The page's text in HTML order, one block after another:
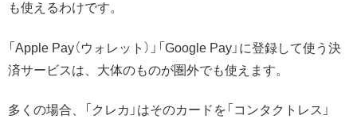
も使えるわけです。
「Apple Pay（ウォレット）」「Google Pay」に登録して使う決
済サービスは、大体のものが圏外でも使えます。
多くの場合、「クレカ」はそのカードを「コンタクトレス」